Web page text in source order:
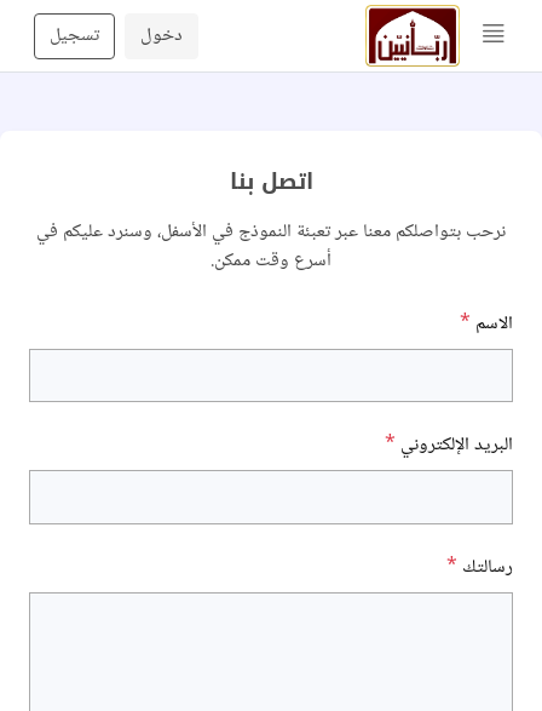
دخول تسجيل
اتصل بنا
نرحب بتواصلكم معنا عبر تعبئة النموذج في الأسفل، وسنرد عليكم في
أسرع وقت ممكن.
الاسم *
البريد الإلكتروني *
رسالتك *